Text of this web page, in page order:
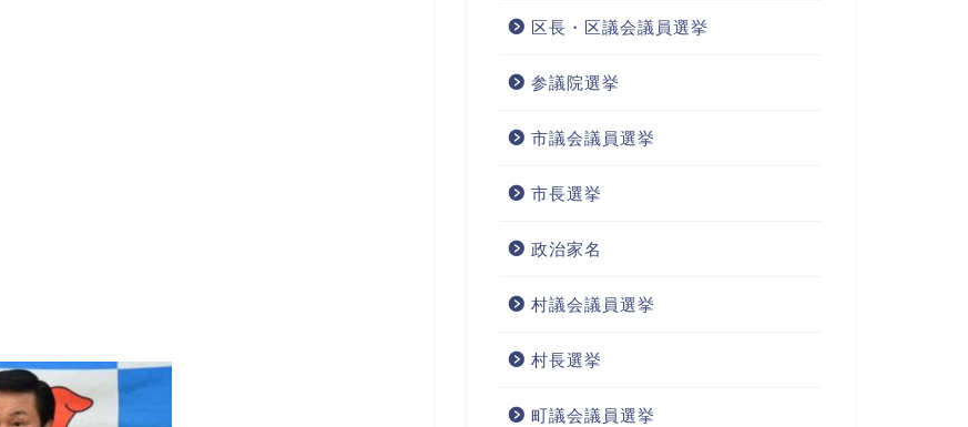
区長・区議会議員選挙
参議院選挙
市議会議員選挙
市長選挙
政治家名
村議会議員選挙
村長選挙
町議会議員選挙